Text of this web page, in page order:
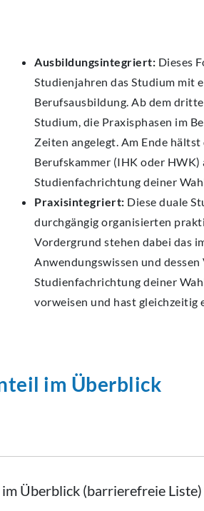
Ausbildungsintegriert: Dieses
Studienjahren das Studium mit
Berufsausbildung. Ab dem
Studium, die Praxisphasen im
Zeiten angelegt. Am Ende
Berufskammer (IHK oder HWK)
Studienfachrichtung deiner
Praxisintegriert: Diese duale
durchgängig organisierten
Vordergrund stehen dabei das
Anwendungswissen und
Studienfachrichtung deiner
vorweisen und hast gleichzeitig
im Überblick
Überblick (barrierefreie Liste)